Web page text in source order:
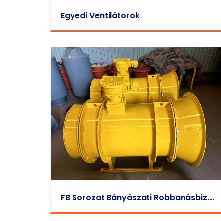
Egyedi Ventilátorok
F
B Sorozat Bányászati Robbanásbiztos, Befúvó Axiális Helyi Ventilátor